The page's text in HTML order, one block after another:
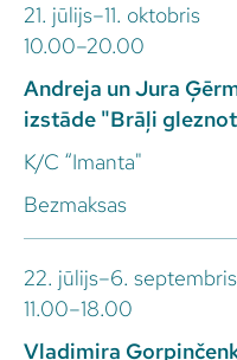
21. jūlijs–11. oktobris
10.00–20.00
Andreja un Jura
izstāde "Brāļi
K/C “Imanta"
Bezmaksas
22. jūlijs–6. septembris
11.00–18.00
Vladimira